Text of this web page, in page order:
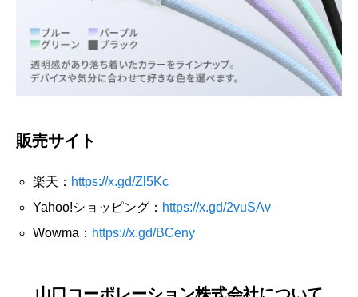
販売サイト
楽天： https://x.gd/Zl5Kc
Yahoo!ショッピング： https://x.gd/2vuSAv
Wowma： https://x.gd/BCeny